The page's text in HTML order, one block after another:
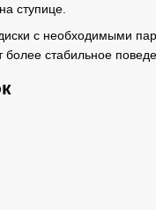
ступице.
с необходимыми
стабильное